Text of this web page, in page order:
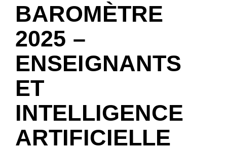
BAROMÈTRE
2025 –
ENSEIGNANTS
ET
INTELLIGENCE
ARTIFICIELLE